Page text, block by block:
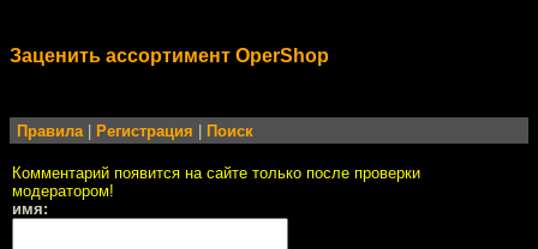
Заценить ассортимент OperShop
Правила| Регистрация Поиск
Комментарий появится на сайте только после проверки
модератором!
имя: